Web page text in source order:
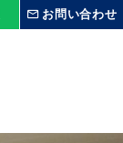
お問い合わせ